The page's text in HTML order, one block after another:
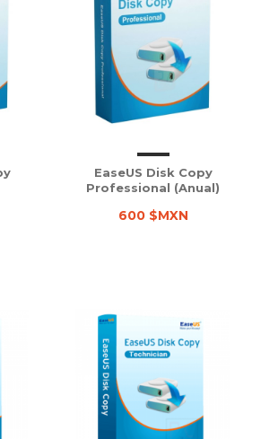
EaseUS Disk Copy
Professional (Anual)
600 $MXN